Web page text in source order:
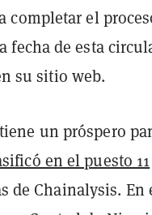
completar el
fecha de esta
su sitio web.
un próspero
en el puesto 11
de Chainalysis. En